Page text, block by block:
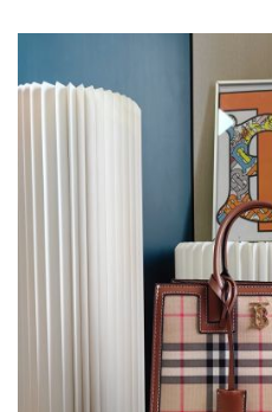
オ
2026人気特集
バッグ
財布
時計
ズボン
衣装セット
住まい用品
アクセサリー
ベルト
スカーフ
アイフォーンケ
小物
📢 新作入荷！ルイ・ヴィトンスーパ
📢 当店は正真正銘のn級スーパーコ
2026春の新作続々更新中！期間
新作入荷！ルイ・ヴィトンスー